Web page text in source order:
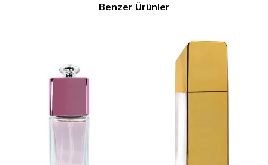
Benzer Ürünler